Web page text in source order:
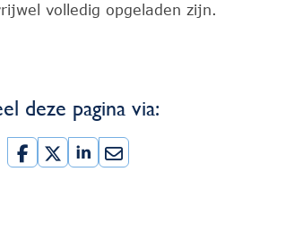
volledig opgeladen zijn.
deze pagina via: